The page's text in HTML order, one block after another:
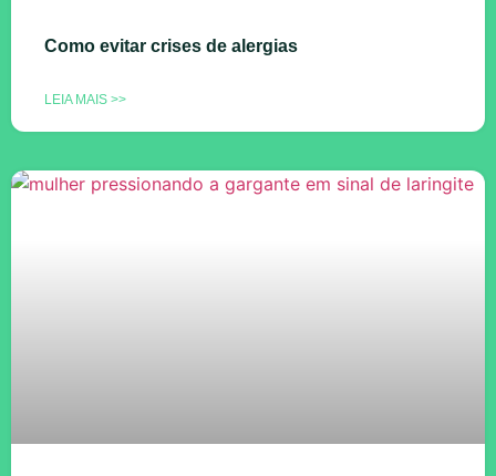
Como evitar crises de alergias
LEIA MAIS >>